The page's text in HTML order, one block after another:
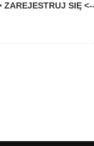
ZAREJESTRUJ SIĘ